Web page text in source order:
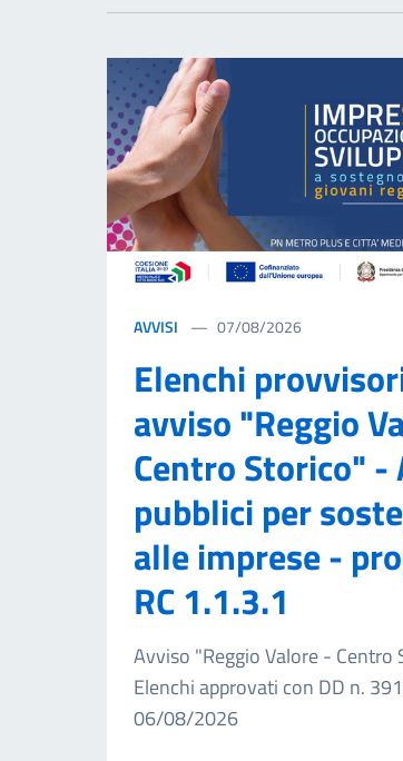
AVVISI 07/08/2026
Elenchi
avviso "Reggio
Centro Storico" -
pubblici per
alle imprese -
RC 1.1.3.1
Avviso "Reggio Valore - Centro
Elenchi approvati con DD n.
06/08/2026